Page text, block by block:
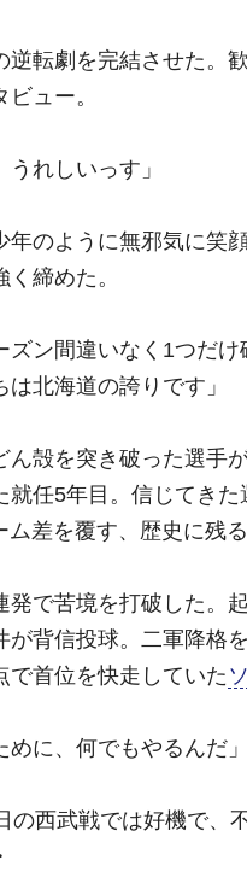
転劇を完結させた。
ュー。
うれしいっす」
のように無邪気に笑
く締めた。
ズン間違いなく1つだ
は北海道の誇りです」
殻を突き破った選手
就任5年目。信じてき
ム差を覆す、歴史に残
で苦境を打破した。起
が背信投球。二軍降格
で首位を快走していた
めに、何でもやるんだ」
西武戦では好機で、